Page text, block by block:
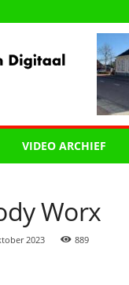
VIDEO ARCHIEF
Worx
2023 889